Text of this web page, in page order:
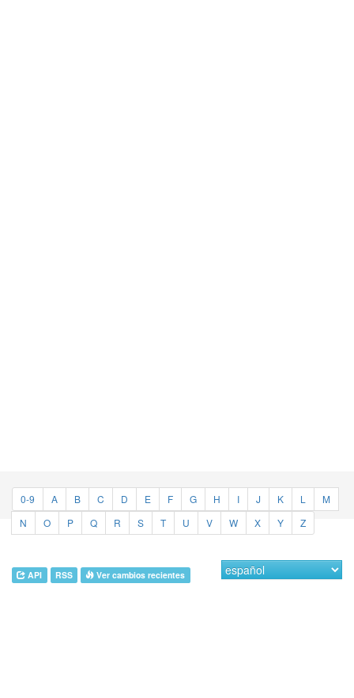
0-9 A B C D E F G H I J K L
M
N
O P Q R S T U V W X Y Z
API RSS Ver cambios recientes